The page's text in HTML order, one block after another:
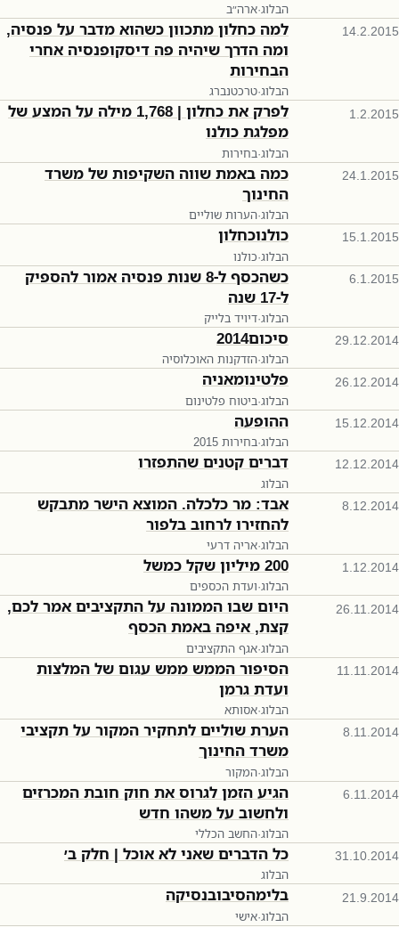
הבלוג·ארה״ב
14.2.2015
למה כחלון מתכוון כשהוא מדבר על פנסיה,
ומה הדרך שיהיה פה דיסקופנסיה אחרי
הבחירות
הבלוג·טרכטנברג
1.2.2015
לפרק את כחלון | 1,768 מילה על המצע של
מפלגת כולנו
הבלוג·בחירות
24.1.2015
כמה באמת שווה השקיפות של משרד
החינוך
הבלוג·הערות שוליים
15.1.2015 כולנוכחלון
הבלוג·כולנו
6.1.2015
כשהכסף ל-8 שנות פנסיה אמור להספיק
ל-17 שנה
הבלוג·דיויד בלייק
29.12.2014 סיכום2014
הבלוג·הזדקנות האוכלוסיה
26.12.2014 פלטינומאניה
הבלוג·ביטוח פלטינום
15.12.2014 ההופעה
הבלוג·בחירות 2015
12.12.2014 דברים קטנים שהתפזרו
הבלוג
8.12.2014
אבד: מר כלכלה. המוצא הישר מתבקש
להחזירו לרחוב בלפור
הבלוג·אריה דרעי
1.12.2014 200 מיליון שקל כמשל
הבלוג·ועדת הכספים
26.11.2014
היום שבו הממונה על התקציבים אמר לכם,
קצת, איפה באמת הכסף
הבלוג·אגף התקציבים
11.11.2014
הסיפור הממש ממש עגום של המלצות
ועדת גרמן
הבלוג·אסותא
8.11.2014
הערת שוליים לתחקיר המקור על תקציבי
משרד החינוך
הבלוג·המקור
6.11.2014
הגיע הזמן לגרוס את חוק חובת המכרזים
ולחשוב על משהו חדש
הבלוג·החשב הכללי
31.10.2014 כל הדברים שאני לא אוכל | חלק ב׳
הבלוג
21.9.2014 בלימהסיבובנסיקה
הבלוג·אישי